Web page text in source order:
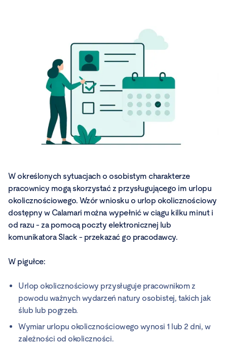
W określonych sytuacjach o osobistym charakterze
pracownicy mogą skorzystać z przysługującego im urlopu
okolicznościowego. Wzór wniosku o urlop okolicznościowy
dostępny w Calamari można wypełnić w ciągu kilku minut i
od razu - za pomocą poczty elektronicznej lub
komunikatora Slack - przekazać go pracodawcy.
W pigułce:
Urlop okolicznościowy przysługuje pracownikom z
powodu ważnych wydarzeń natury osobistej, takich jak
ślub lub pogrzeb.
Wymiar urlopu okolicznościowego wynosi 1 lub 2 dni, w
zależności od okoliczności.